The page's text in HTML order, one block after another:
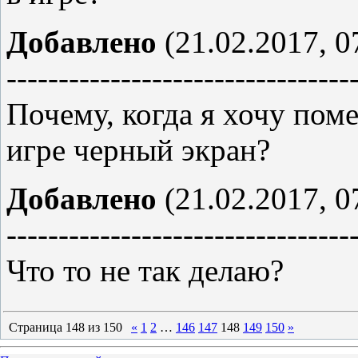
Добавлено (21.02.2017,
Почему, когда я хочу
игре черный экран?
Добавлено (21.02.2017,
Что то не так делаю?
Страница 148 из 150 « 1 2 … 146 147 148 149 150 »